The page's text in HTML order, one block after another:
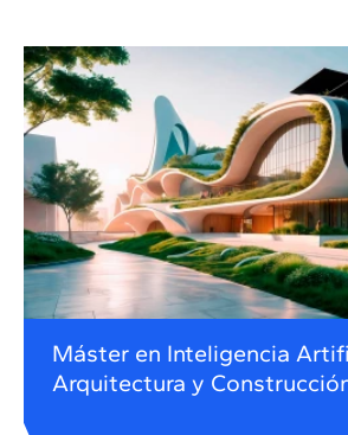
Máster en Inteligencia
Arquitectura y